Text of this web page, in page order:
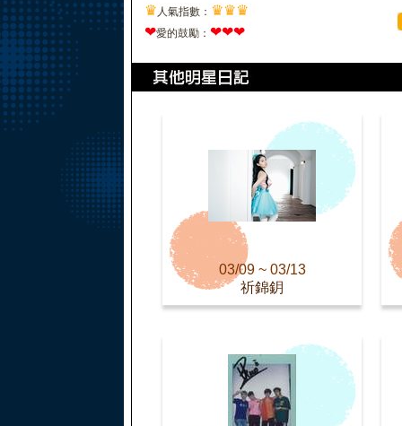
♛ 人氣指數： ♛♛♛
❤愛的鼓勵： ❤❤❤
03/09 ~ 03/13
祈錦鈅